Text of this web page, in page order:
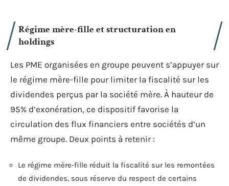
Régime mère-fille et structuration en
holdings
Les PME organisées en groupe peuvent s’appuyer sur
le régime mère-fille pour limiter la fiscalité sur les
dividendes perçus par la société mère. À hauteur de
95% d’exonération, ce dispositif favorise la
circulation des flux financiers entre sociétés d’un
même groupe. Deux points à retenir :
Le régime mère-fille réduit la fiscalité sur les remontées
de dividendes, sous réserve du respect de certains